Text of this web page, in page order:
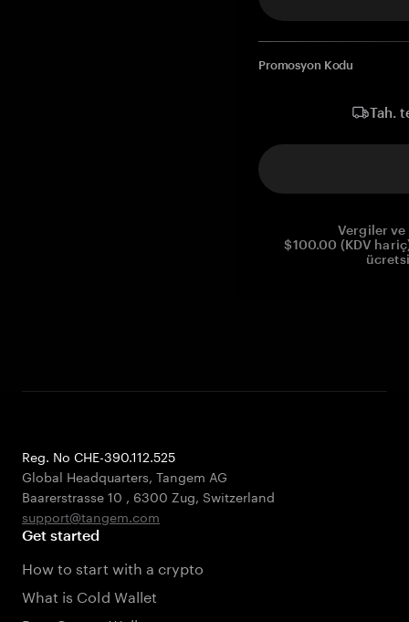
Promosyon Kodu
Tah.
Vergiler
$100.00 (KDV
Reg. No CHE-390.112.525
Global Headquarters, Tangem AG
Baarerstrasse 10 , 6300 Zug, Switzerland
support@tangem.com
Get started
How to start with a crypto
What is Cold Wallet